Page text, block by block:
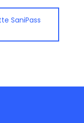
SaniPass